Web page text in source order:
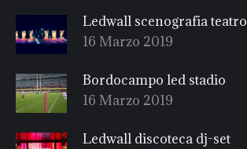
Ledwall scenografia teatro
16 Marzo 2019
Bordocampo led stadio
16 Marzo 2019
Ledwall discoteca dj-set